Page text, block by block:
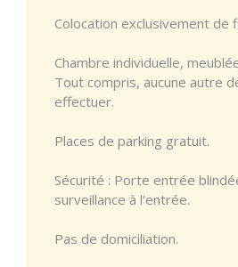
Colocation exclusivement de
Chambre individuelle,
Tout compris, aucune autre
effectuer.
Places de parking gratuit.
Sécurité : Porte entrée
surveillance à l'entrée.
Pas de domiciliation.